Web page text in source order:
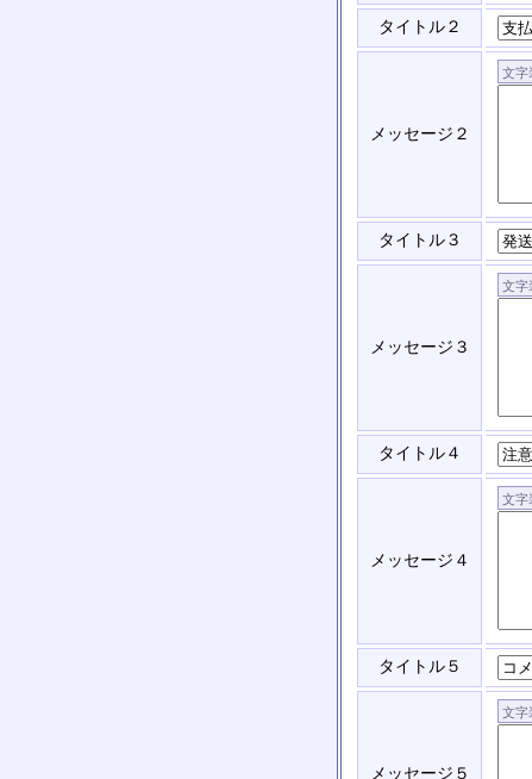
タイトル２
メッセージ２
タイトル３
メッセージ３
タイトル４
メッセージ４
タイトル５
メッセージ５